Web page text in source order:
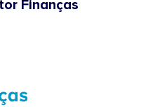
Finanças